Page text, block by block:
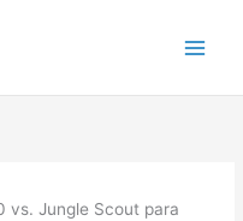
vs. Jungle Scout para